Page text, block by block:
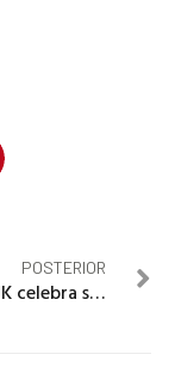
POSTERIOR
Memorial JK celebra seus 40 anos e os 119 de nascimento do ex-presidente da República